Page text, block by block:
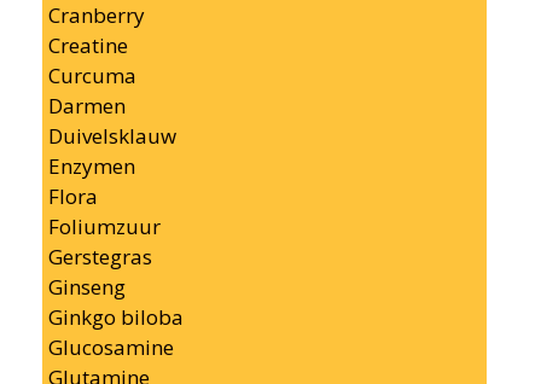
Cranberry
Creatine
Curcuma
Darmen
Duivelsklauw
Enzymen
Flora
Foliumzuur
Gerstegras
Ginseng
Ginkgo biloba
Glucosamine
Glutamine